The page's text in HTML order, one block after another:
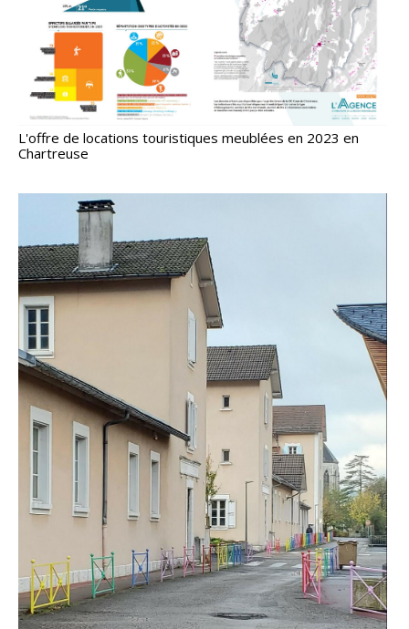
L'offre de locations touristiques meublées en 2023 en
Chartreuse